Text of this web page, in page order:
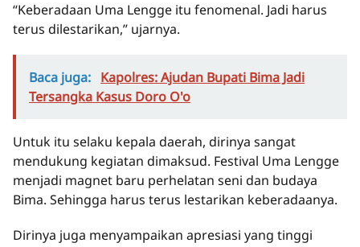
“Keberadaan Uma Lengge itu fenomenal. Jadi harus
terus dilestarikan,” ujarnya.
Baca juga: Kapolres: Ajudan Bupati Bima Jadi
Tersangka Kasus Doro O'o
Untuk itu selaku kepala daerah, dirinya sangat
mendukung kegiatan dimaksud. Festival Uma Lengge
menjadi magnet baru perhelatan seni dan budaya
Bima. Sehingga harus terus lestarikan keberadaanya.
Dirinya juga menyampaikan apresiasi yang tinggi